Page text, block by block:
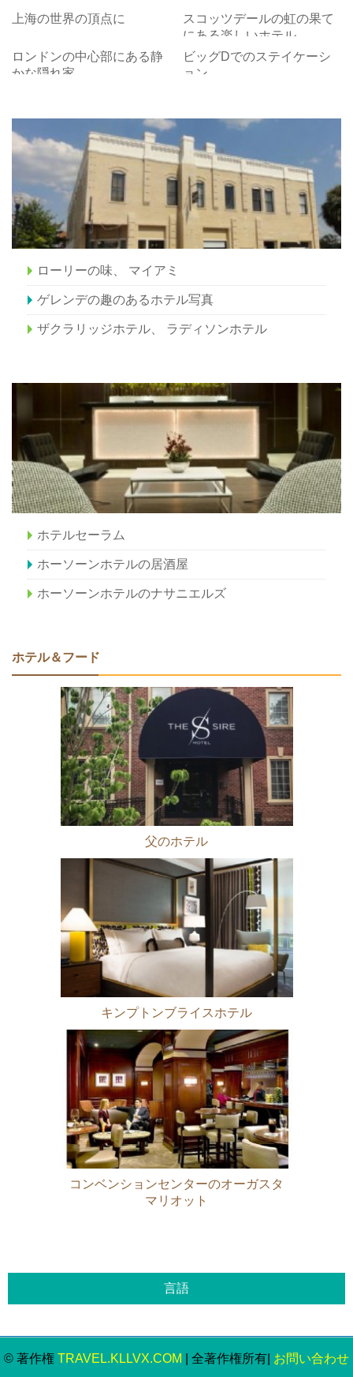
上海の世界の頂点に
スコッツデールの虹の果て
にある楽しいホテル
ロンドンの中心部にある静
かな隠れ家
ビッグDでのステイケーシ
ョン
ローリーの味、 マイアミ
ゲレンデの趣のあるホテル写真
ザクラリッジホテル、 ラディソンホテル
ホテルセーラム
ホーソーンホテルの居酒屋
ホーソーンホテルのナサニエルズ
ホテル＆フード
父のホテル
キンプトンブライスホテル
コンベンションセンターのオーガスタ
マリオット
© 著作権 TRAVEL.KLLVX.COM | 全著作権所有| お問い合わせ